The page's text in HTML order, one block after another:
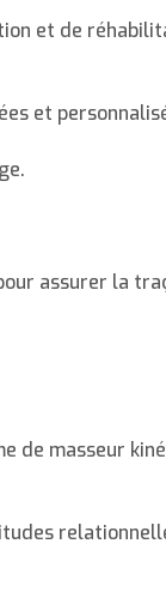
et de
et
assurer la
de masseur